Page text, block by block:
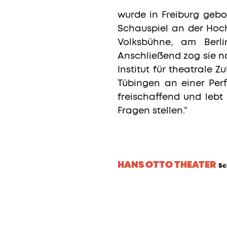
wurde in Freiburg
Schauspiel an der
Volksbühne, am
Anschließend zog sie
Institut für theatrale
Tübingen an einer
freischaffend und lebt
Fragen stellen.“
HANS OTTO THEATER